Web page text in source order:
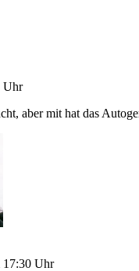
Uhr
aber mit hat das
17:30 Uhr